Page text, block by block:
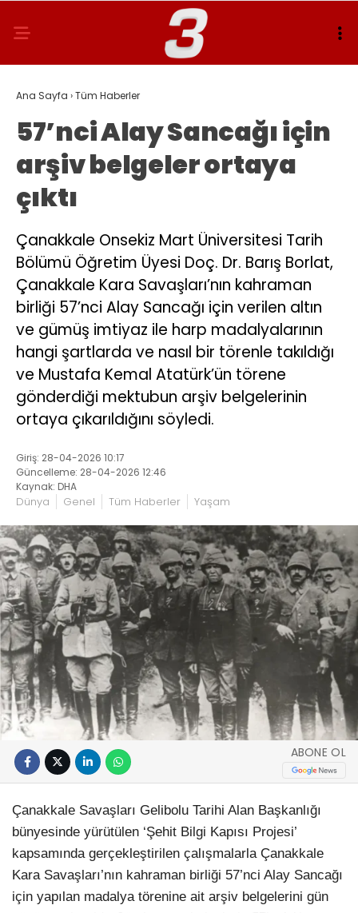
Ana Sayfa ›Tüm Haberler
57’nci Alay Sancağı için
arşiv belgeler ortaya
çıktı
Çanakkale Onsekiz Mart Üniversitesi Tarih
Bölümü Öğretim Üyesi Doç. Dr. Barış Borlat,
Çanakkale Kara Savaşları’nın kahraman
birliği 57’nci Alay Sancağı için verilen altın
ve gümüş imtiyaz ile harp madalyalarının
hangi şartlarda ve nasıl bir törenle takıldığı
ve Mustafa Kemal Atatürk’ün törene
gönderdiği mektubun arşiv belgelerinin
ortaya çıkarıldığını söyledi.
Giriş: 28-04-2026 10:17
Güncelleme: 28-04-2026 12:46
Kaynak: DHA
Dünya Genel Tüm Haberler Yaşam
ABONE OL
Çanakkale Savaşları Gelibolu Tarihi Alan Başkanlığı
bünyesinde yürütülen ‘Şehit Bilgi Kapısı Projesi’
kapsamında gerçekleştirilen çalışmalarla Çanakkale
Kara Savaşları’nın kahraman birliği 57’nci Alay Sancağı
için yapılan madalya törenine ait arşiv belgelerini gün